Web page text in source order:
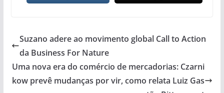
Suzano adere ao movimento global Call to Action
da Business For Nature
Uma nova era do comércio de mercadorias: Czarni
kow prevê mudanças por vir, como relata Luiz Gas